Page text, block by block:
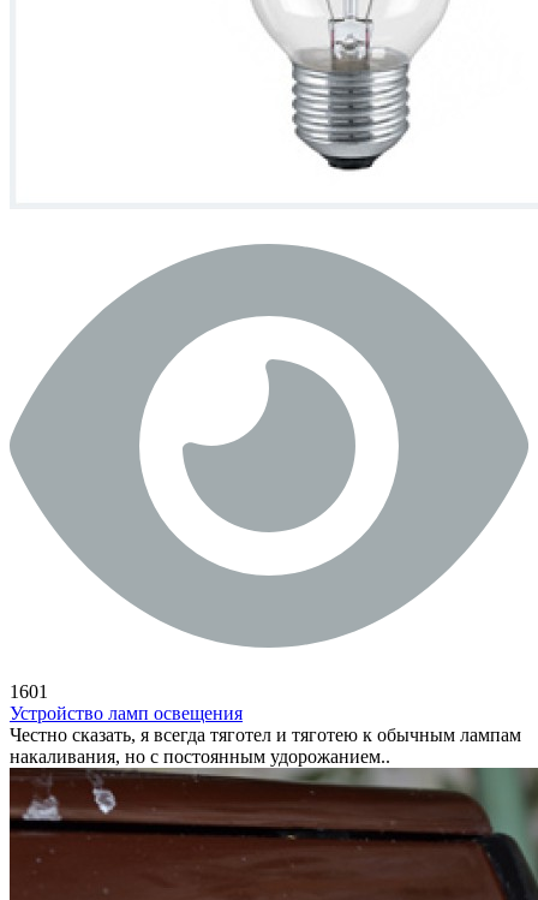
1601
Устройство ламп освещения
Честно сказать, я всегда тяготел и тяготею к обычным лампам
накаливания, но с постоянным удорожанием..